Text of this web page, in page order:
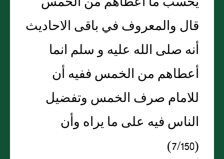
قال والمعروف في باقى الاحاديث
أنه صلى الله عليه و سلم انما
أعطاهم من الخمس ففيه أن
للامام صرف الخمس وتفضيل
الناس فيه على ما يراه وأن
(7/150)